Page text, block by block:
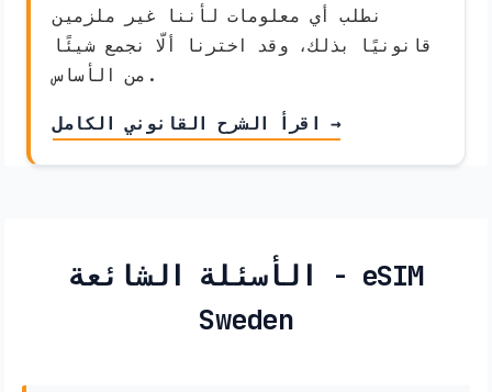
نطلب أي معلومات لأننا غير ملزمين
قانونيًا بذلك، وقد اخترنا ألّا نجمع شيئًا
من الأساس.
اقرأ الشرح القانوني الكامل →
الأسئلة الشائعة - eSIM
Sweden